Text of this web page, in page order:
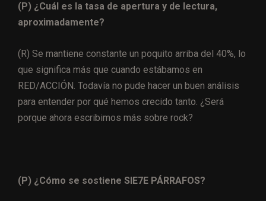
(P) ¿Cuál es la tasa de apertura y de lectura,
aproximadamente?
(R) Se mantiene constante un poquito arriba del 40%, lo
que significa más que cuando estábamos en
RED/ACCIÓN. Todavía no pude hacer un buen análisis
para entender por qué hemos crecido tanto. ¿Será
porque ahora escribimos más sobre rock?
(P) ¿Cómo se sostiene SIE7E PÁRRAFOS?